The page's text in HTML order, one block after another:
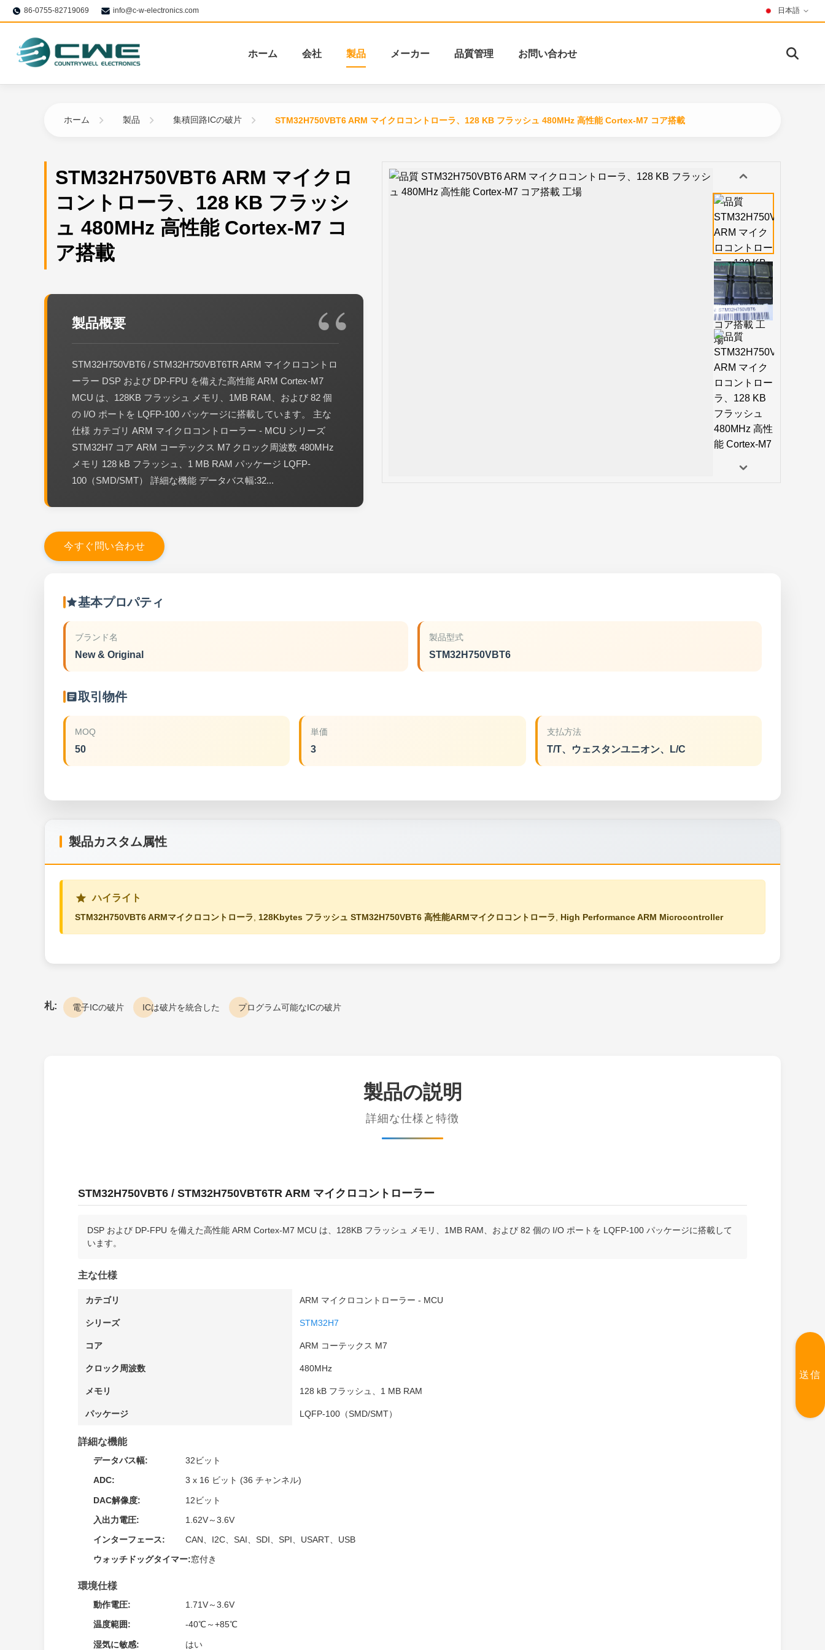
86-0755-82719069 info@c-w-electronics.com 日本語
ホーム 会社 製品 メーカー 品質管理 お問い合わせ
送信
ホーム 製品 集積回路ICの破片 STM32H750VBT6 ARM マイクロコントローラ、128 KB フラッシュ 480MHz 高性能 Cortex-M7 コア搭載
STM32H750VBT6 ARM マイクロ
コントローラ、128 KB フラッシ
ュ 480MHz 高性能 Cortex-M7 コ
ア搭載
製品概要
STM32H750VBT6 / STM32H750VBT6TR ARM マイクロコントロ
ーラー DSP および DP-FPU を備えた高性能 ARM Cortex-M7
MCU は、128KB フラッシュ メモリ、1MB RAM、および 82 個
の I/O ポートを LQFP-100 パッケージに搭載しています。 主な
仕様 カテゴリ ARM マイクロコントローラー - MCU シリーズ
STM32H7 コア ARM コーテックス M7 クロック周波数 480MHz
メモリ 128 kB フラッシュ、1 MB RAM パッケージ LQFP-
100（SMD/SMT） 詳細な機能 データバス幅:32...
今す ぐ 問い合わせ
基本プロパティ
ブランド名
New & Original
製品型式
STM32H750VBT6
取引物件
MOQ
50
単価
3
支払方法
T/T、ウェスタンユニオン、L/C
製品カスタム属性
ハイライト
STM32H750VBT6 ARMマイクロコントローラ, 128Kbytes フラッシュ STM32H750VBT6 高性能ARMマイクロコントローラ, High Performance ARM Microcontroller
札: 電子ICの破片 ICは破片を統合した プログラム可能なICの破片
製品の説明
詳細な仕様と特徴
STM32H750VBT6 / STM32H750VBT6TR ARM マイクロコントローラー
DSP および DP-FPU を備えた高性能 ARM Cortex-M7 MCU は、128KB フラッシュ メモリ、1MB RAM、および 82 個の I/O ポートを LQFP-100 パッケージに搭載して
います。
主な仕様
カテゴリ ARM マイクロコントローラー - MCU
シリーズ STM32H7
コア ARM コーテックス M7
クロック周波数 480MHz
メモリ 128 kB フラッシュ、1 MB RAM
パッケージ LQFP-100（SMD/SMT）
詳細な機能
データバス幅: 32ビット
ADC: 3 x 16 ビット (36 チャンネル)
DAC解像度: 12ビット
入出力電圧: 1.62V～3.6V
インターフェース: CAN、I2C、SAI、SDI、SPI、USART、USB
ウォッチドッグタイマー:窓付き
環境仕様
動作電圧: 1.71V～3.6V
温度範囲: -40℃～+85℃
湿気に敏感: はい